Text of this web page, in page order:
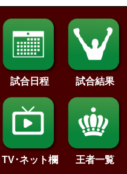
試合日程 試合結果
TV･ネット欄 王者一覧